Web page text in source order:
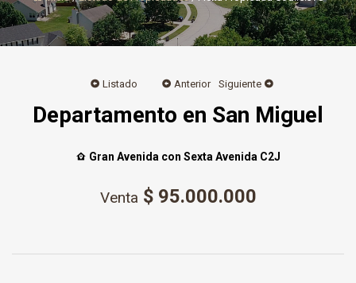
Listado Anterior Siguiente
Departamento en San Miguel
Gran Avenida con Sexta Avenida C2J
Venta $ 95.000.000